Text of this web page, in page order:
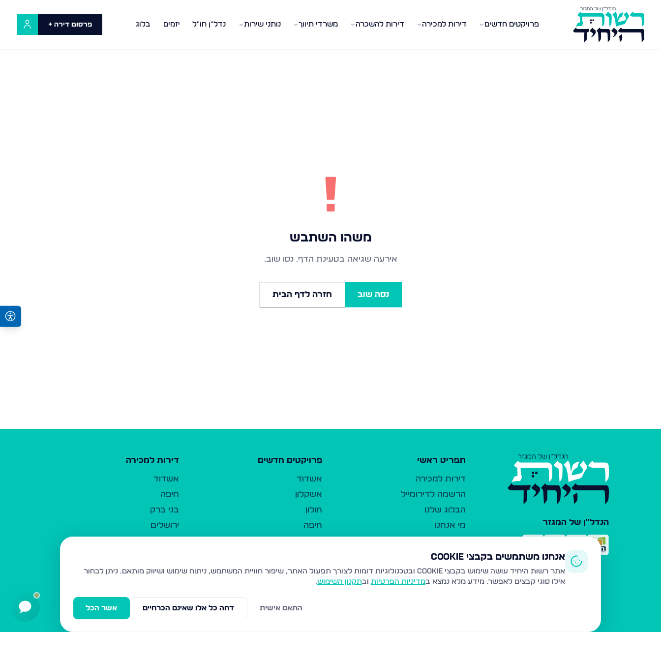
פרויקטים חדשים דירות למכירה דירות להשכרה משרדי תיווך נותני שירות נדל"ן חו"ל יזמים בלוג פרסום דירה +
!
משהו השתבש
אירעה שגיאה בטעינת הדף. נסו שוב.
נסה שוב חזרה לדף הבית
הנדל"ן של המגזר
תפריט ראשי
דירות למכירה
הרשמה לדירומייל
הבלוג שלנו
מי אנחנו
כלי עזר
פרסום ברשות היחיד
משרדי תיווך
פרויקטים חדשים
אשדוד
אשקלון
חולון
חיפה
נהריה
עמנואל
דירות למכירה
אשדוד
חיפה
בני ברק
ירושלים
בית שמש
ביתר עילית
אנחנו משתמשים בקבצי Cookie
אתר רשות היחיד עושה שימוש בקבצי Cookie ובטכנולוגיות דומות לצורך תפעול האתר, שיפור חוויית המשתמש, ניתוח שימוש ושיווק מותאם.
ניתן לבחור
אילו סוגי קבצים לאפשר. מידע מלא נמצא במדיניות הפרטיות ובתקנון השימוש.
אשר הכל דחה כל אלו שאינם הכרחיים התאם אישית